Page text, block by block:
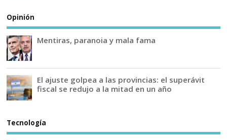
Opinión
Mentiras, paranoia y mala fama
El ajuste golpea a las provincias: el superávit
fiscal se redujo a la mitad en un año
Tecnología